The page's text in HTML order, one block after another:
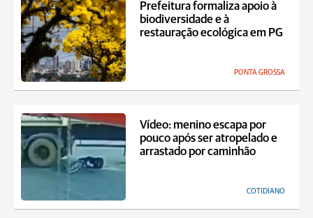
Prefeitura formaliza apoio à
biodiversidade e à
restauração ecológica em PG
PONTA GROSSA
Vídeo: menino escapa por
pouco após ser atropelado e
arrastado por caminhão
COTIDIANO